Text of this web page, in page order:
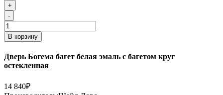
+
-
В корзину
Дверь Богема багет белая эмаль с багетом круг
остекленная
14 840₽